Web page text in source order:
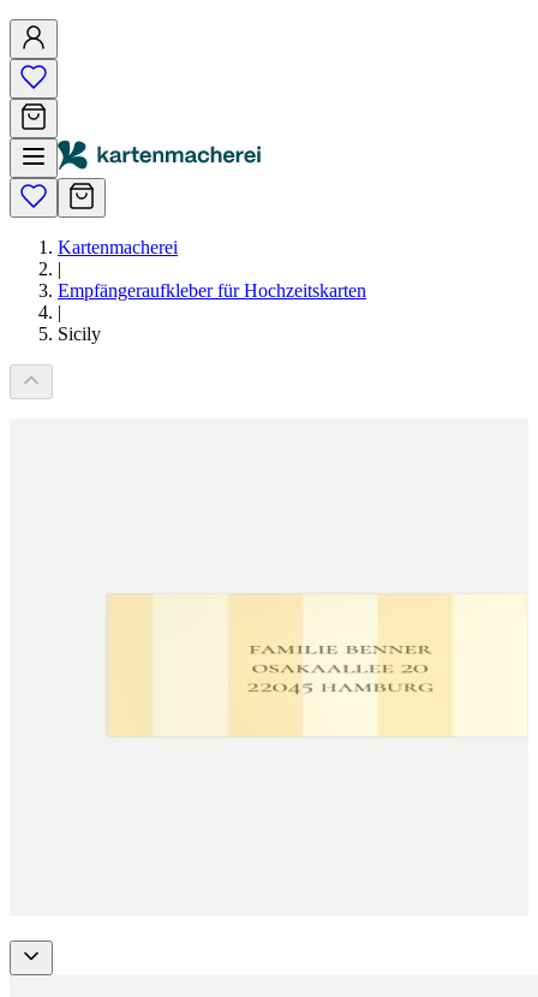
Kartenmacherei
|
Empfängeraufkleber für Hochzeitskarten
|
Sicily